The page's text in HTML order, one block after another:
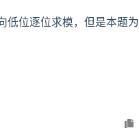
低位逐位求模，但是本题为